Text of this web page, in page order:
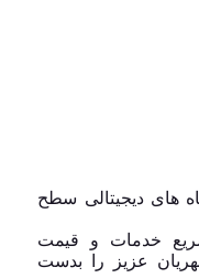
های دیجیتالی سطح
سریع خدمات و قیمت
عزیز را بدست